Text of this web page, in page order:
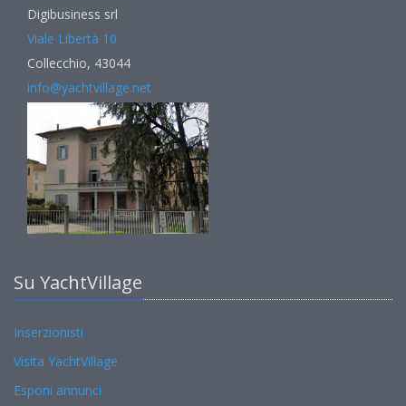
Digibusiness srl
Viale Libertà 10
Collecchio, 43044
info@yachtvillage.net
Su YachtVillage
Inserzionisti
Visita YachtVillage
Esponi annunci